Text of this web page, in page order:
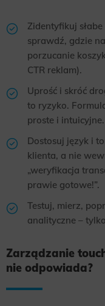
Zidentyfikuj
sprawdź, gdzie
porzucanie
CTR reklam).
Uprość i skróć
to ryzyko.
proste i intuicyjne.
Dostosuj język i
klienta, a nie
„weryfikacja
prawie gotowe!”.
Testuj, mierz,
analityczne –
Zarządzanie
nie odpowiada?